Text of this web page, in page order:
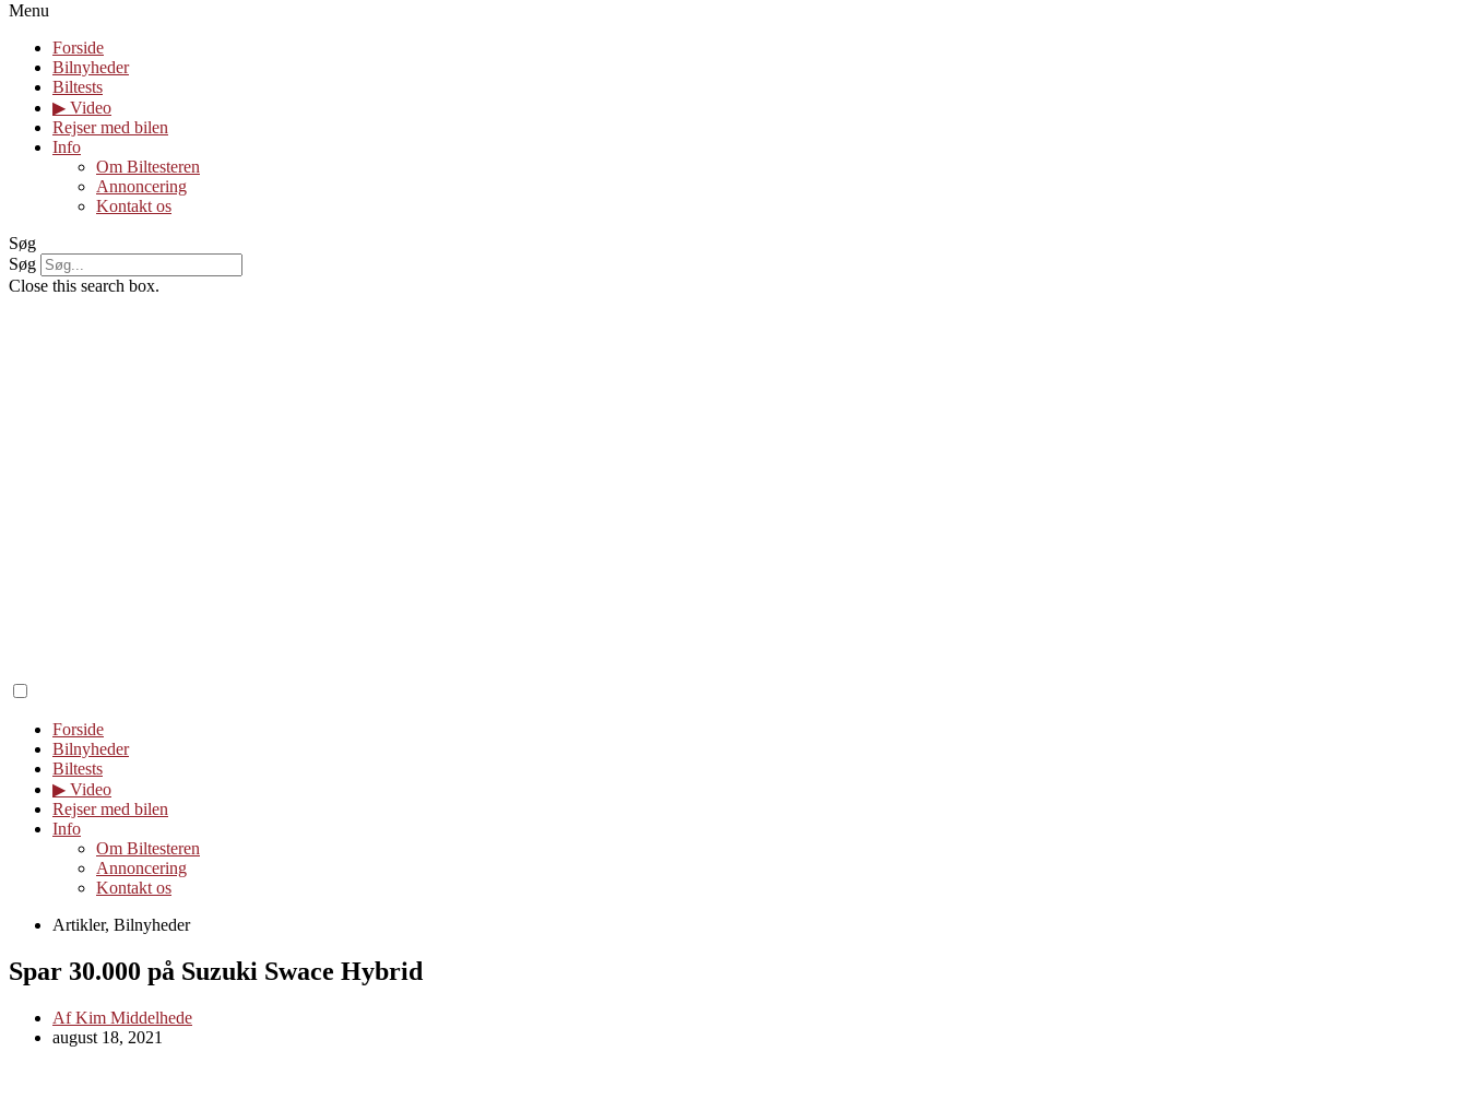
Menu
Forside
Bilnyheder
Biltests
▶︎ Video
Rejser med bilen
Info
Om Biltesteren
Annoncering
Kontakt os
Søg
Søg
Close this search box.
Forside
Bilnyheder
Biltests
▶︎ Video
Rejser med bilen
Info
Om Biltesteren
Annoncering
Kontakt os
Artikler, Bilnyheder
Spar 30.000 på Suzuki Swace Hybrid
AfKim Middelhede
august 18, 2021